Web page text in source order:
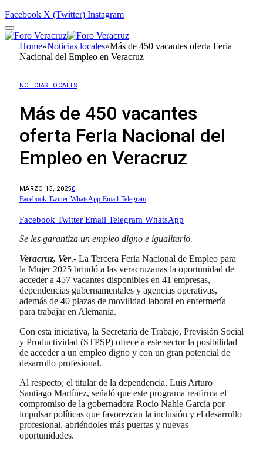
Facebook X (Twitter) Instagram
Home»Noticias locales»Más de 450 vacantes oferta Feria
Nacional del Empleo en Veracruz
NOTICIAS LOCALES
Más de 450 vacantes
oferta Feria Nacional del
Empleo en Veracruz
MARZO 13, 20250
Facebook Twitter WhatsApp Email Telegram
Facebook Twitter Email Telegram WhatsApp
Se les garantiza un empleo digno e igualitario.
Veracruz, Ver.- La Tercera Feria Nacional de Empleo para
la Mujer 2025 brindó a las veracruzanas la oportunidad de
acceder a 457 vacantes disponibles en 41 empresas,
dependencias gubernamentales y agencias operativas,
además de 40 plazas de movilidad laboral en enfermería
para trabajar en Alemania.
Con esta iniciativa, la Secretaría de Trabajo, Previsión Social
y Productividad (STPSP) ofrece a este sector la posibilidad
de acceder a un empleo digno y con un gran potencial de
desarrollo profesional.
Al respecto, el titular de la dependencia, Luis Arturo
Santiago Martínez, señaló que este programa reafirma el
compromiso de la gobernadora Rocío Nahle García por
impulsar políticas que favorezcan la inclusión y el desarrollo
profesional, abriéndoles más puertas y nuevas
oportunidades.